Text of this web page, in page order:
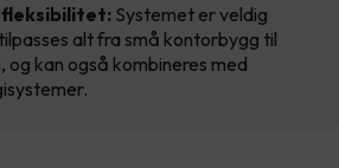
Systemet er veldig
alt fra små kontorbygg til
kan også kombineres med